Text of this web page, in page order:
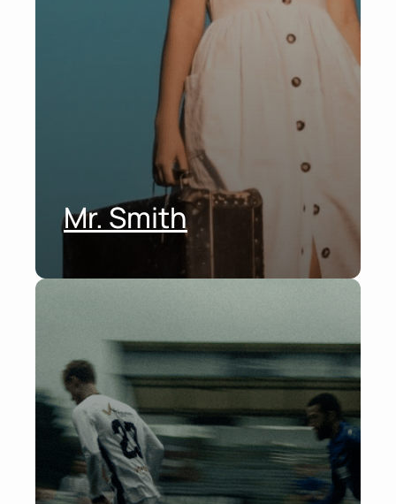
Mr. Smith